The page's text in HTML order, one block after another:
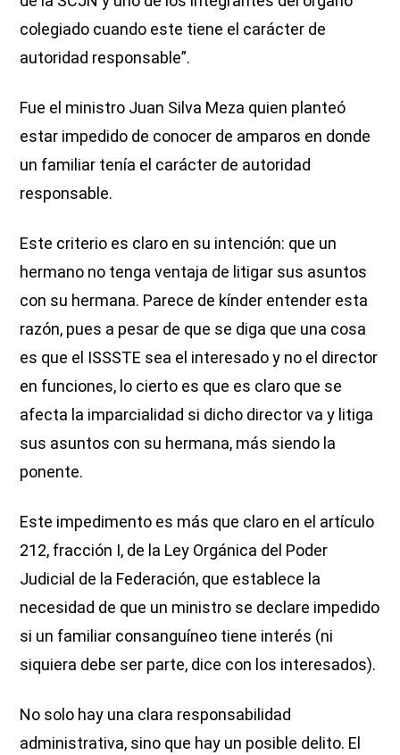
colegiado cuando este tiene el carácter de
autoridad responsable”.
Fue el ministro Juan Silva Meza quien planteó
estar impedido de conocer de amparos en donde
un familiar tenía el carácter de autoridad
responsable.
Este criterio es claro en su intención: que un
hermano no tenga ventaja de litigar sus asuntos
con su hermana. Parece de kínder entender esta
razón, pues a pesar de que se diga que una cosa
es que el ISSSTE sea el interesado y no el director
en funciones, lo cierto es que es claro que se
afecta la imparcialidad si dicho director va y litiga
sus asuntos con su hermana, más siendo la
ponente.
Este impedimento es más que claro en el artículo
212, fracción I, de la Ley Orgánica del Poder
Judicial de la Federación, que establece la
necesidad de que un ministro se declare impedido
si un familiar consanguíneo tiene interés (ni
siquiera debe ser parte, dice con los interesados).
No solo hay una clara responsabilidad
administrativa, sino que hay un posible delito. El